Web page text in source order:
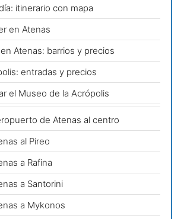
itinerario con mapa
en Atenas
Atenas: barrios y precios
entradas y precios
el Museo de la Acrópolis
de Atenas al centro
al Pireo
a Rafina
a Santorini
a Mykonos